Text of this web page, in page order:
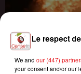
INCENDIES : 184
JUILLET, DES...Le respect
We and our (447)
your consent and/or our